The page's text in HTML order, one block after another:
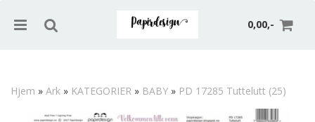
0,00,-
Hjem » Ark » KATEGORIER » BABY » PD 17285 Tuttelutt (25)
Nullstill